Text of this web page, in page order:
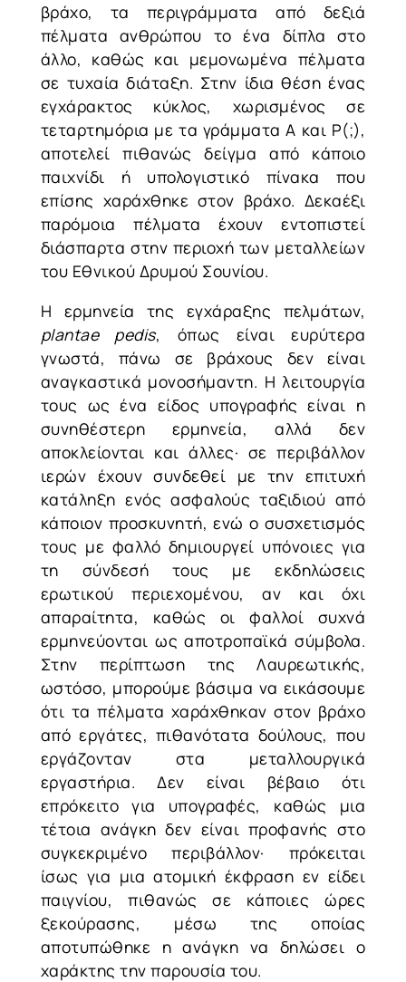
βράχο, τα περιγράμματα από δεξιά
πέλματα ανθρώπου το ένα δίπλα στο
άλλο, καθώς και μεμονωμένα πέλματα
σε τυχαία διάταξη. Στην ίδια θέση ένας
εγχάρακτος κύκλος, χωρισμένος σε
τεταρτημόρια με τα γράμματα Α και Ρ(;),
αποτελεί πιθανώς δείγμα από κάποιο
παιχνίδι ή υπολογιστικό πίνακα που
επίσης χαράχθηκε στον βράχο. Δεκαέξι
παρόμοια πέλματα έχουν εντοπιστεί
διάσπαρτα στην περιοχή των μεταλλείων
του Εθνικού Δρυμού Σουνίου.
Η ερμηνεία της εγχάραξης πελμάτων,
plantae pedis, όπως είναι ευρύτερα
γνωστά, πάνω σε βράχους δεν είναι
αναγκαστικά μονοσήμαντη. Η λειτουργία
τους ως ένα είδος υπογραφής είναι η
συνηθέστερη ερμηνεία, αλλά δεν
αποκλείονται και άλλες· σε περιβάλλον
ιερών έχουν συνδεθεί με την επιτυχή
κατάληξη ενός ασφαλούς ταξιδιού από
κάποιον προσκυνητή, ενώ ο συσχετισμός
τους με φαλλό δημιουργεί υπόνοιες για
τη σύνδεσή τους με εκδηλώσεις
ερωτικού περιεχομένου, αν και όχι
απαραίτητα, καθώς οι φαλλοί συχνά
ερμηνεύονται ως αποτροπαϊκά σύμβολα.
Στην περίπτωση της Λαυρεωτικής,
ωστόσο, μπορούμε βάσιμα να εικάσουμε
ότι τα πέλματα χαράχθηκαν στον βράχο
από εργάτες, πιθανότατα δούλους, που
εργάζονταν στα μεταλλουργικά
εργαστήρια. Δεν είναι βέβαιο ότι
επρόκειτο για υπογραφές, καθώς μια
τέτοια ανάγκη δεν είναι προφανής στο
συγκεκριμένο περιβάλλον· πρόκειται
ίσως για μια ατομική έκφραση εν είδει
παιγνίου, πιθανώς σε κάποιες ώρες
ξεκούρασης, μέσω της οποίας
αποτυπώθηκε η ανάγκη να δηλώσει ο
χαράκτης την παρουσία του.